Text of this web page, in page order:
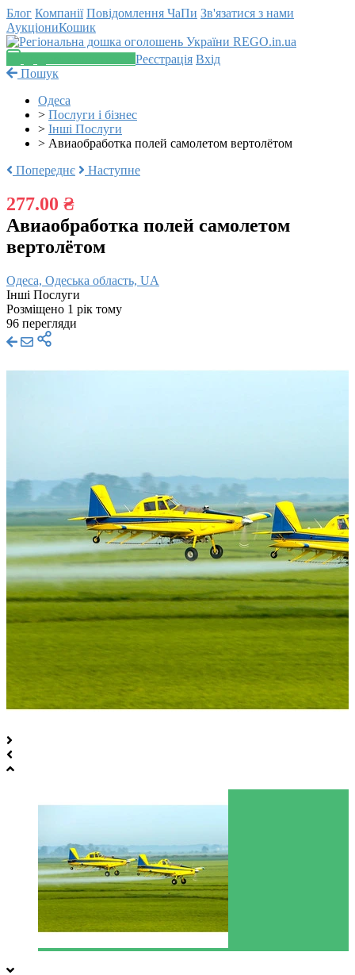
Блог Компанії Повідомлення ЧаПи Зв'язатися з нами
АукціониКошик
Реєстрація Вхід
Пошук
Одеса
> Послуги і бізнес
> Інші Послуги
> Авиаобработка полей самолетом вертолётом
Попереднє
Наступне
277.00 ₴
Авиаобработка полей самолетом
вертолётом
Одеса, Одеська область, UA
Інші Послуги
Розміщено 1 рік тому
96 перегляди